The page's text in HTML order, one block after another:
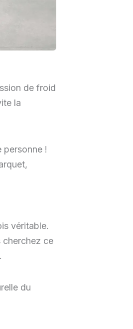
de froid
la
personne !
véritable.
cherchez ce
du